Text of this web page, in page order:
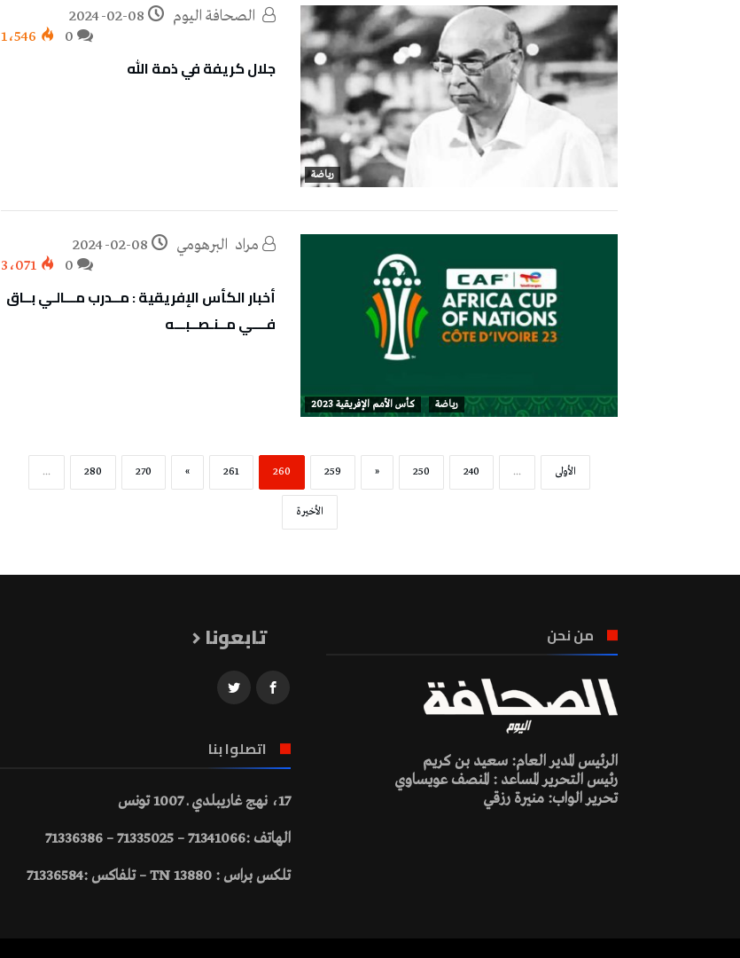
رياضة
2024-02-08
1٬546
جلال كريفة في ذمة الله
رياضة كأس الأمم الإفريقية 2023
مراد‭ ‬ البرهومي
2024-02-08
3٬071
أخبار الكأس الإفريقية : مــدرب مـــالـي بــاق
فــــي مــنـصــبـــه
‫الأولى‬ ...
240
250
«
259
260
261
»
270
280
...
‫الأخيرة‬
من نحن
الرئيس المدير العام: سعيد بن كريم
رئيس التحرير المساعد : المنصف عويساوي
تحرير الواب: منيرة رزقي
تابعونا
اتصلوا بنا
17، نهج غاريبلدي ـ 1007 تونس
الهاتف :71341066 – 71335025 – 71336386
تلكس براس : 13880 TN – تلفاكس :71336584